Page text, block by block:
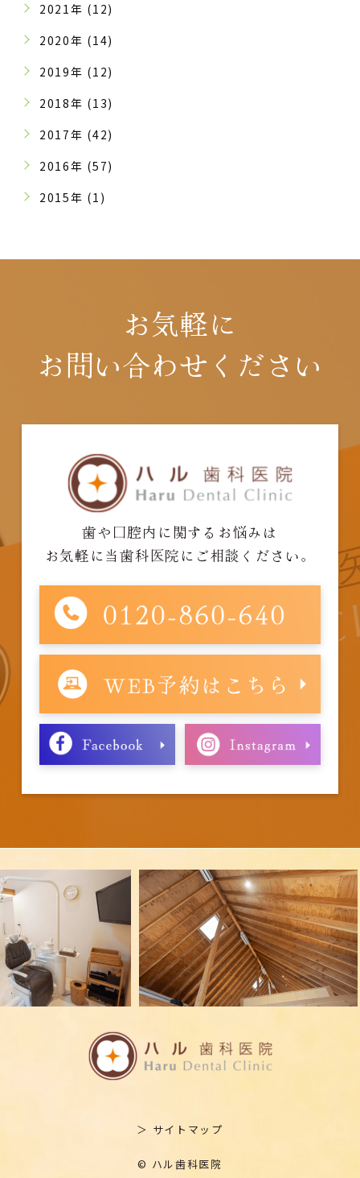
2021年 (12)
2020年 (14)
2019年 (12)
2018年 (13)
2017年 (42)
2016年 (57)
2015年 (1)
お気軽に
お問い合わせください
歯や口腔内に関するお悩みは
お気軽に当歯科医院にご相談ください。
＞ サイトマップ
© ハル歯科医院